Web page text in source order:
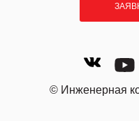
© Инженерная